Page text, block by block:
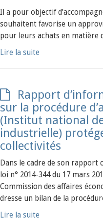
Il a pour objectif
souhaitent favorise un
pour leurs achats en matière
Lire la suite
Rapport
sur la procédure
(Institut national
industrielle)
collectivités
Dans le cadre de son rapport
loi n° 2014-344 du 17 mars
Commission des affaires
dresse un bilan de la
Lire la suite